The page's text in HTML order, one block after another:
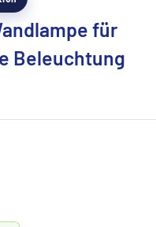
für
Beleuchtung